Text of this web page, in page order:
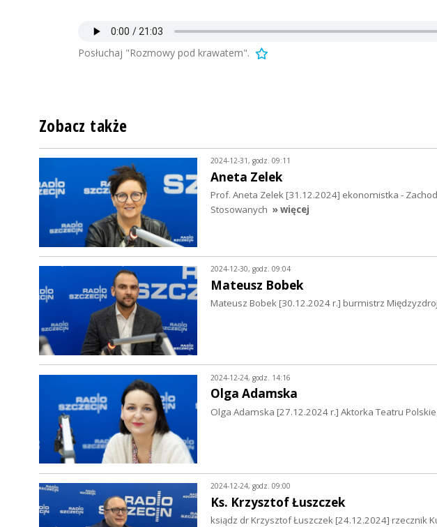
Posłuchaj "Rozmowy pod krawatem".
Zobacz także
2024-12-31, godz. 09:11
Aneta Zelek
Prof. Aneta Zelek [31.12.2024] ekonomistka -
Stosowanych » więcej
2024-12-30, godz. 09:04
Mateusz Bobek
Mateusz Bobek [30.12.2024 r.] burmistrz
2024-12-24, godz. 14:16
Olga Adamska
Olga Adamska [27.12.2024 r.] Aktorka Teatru
2024-12-24, godz. 09:00
Ks. Krzysztof Łuszczek
ksiądz dr Krzysztof Łuszczek [24.12.2024] rzecznik